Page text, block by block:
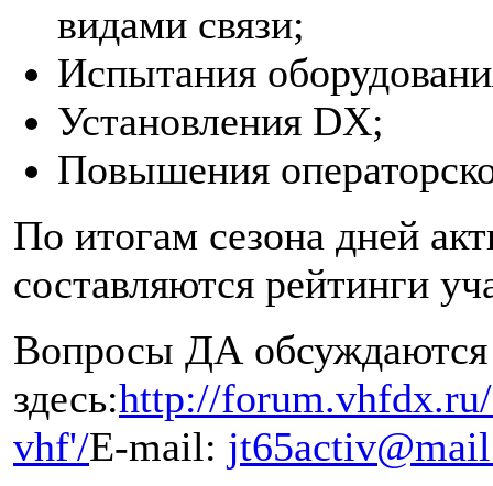
видами связи;
Испытания
Установления DX;
Повышения
По итогам сезона дней
составляются рейтинги
Вопросы ДА обсуждаются
здесь:http://
vhf'/E-mail: